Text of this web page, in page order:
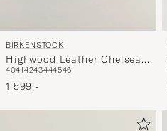
BIRKENSTOCK
Highwood Leather Chelsea
Boot Black
40414243444546
1 599,-